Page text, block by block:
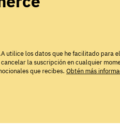
utilice los datos que he facilitado para el
la suscripción en cualquier
que recibes. Obtén más